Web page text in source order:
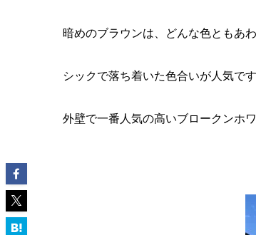
暗めのブラウンは、どんな色ともあ
シックで落ち着いた色合いが人気です
外壁で一番人気の高いブロークンホ